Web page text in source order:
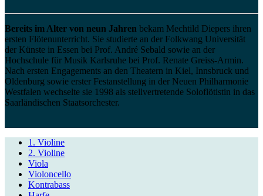
Bereits im Alter von neun Jahren bekam Mechtild Diepers ihren
ersten Flötenunterricht. Sie studierte an der Folkwang Universität
der Künste in Essen bei Prof. André Sebald sowie an der
Hochschule für Musik Karlsruhe bei Prof. Renate Greiss-Armin.
Nach ersten Engagements an den Theatern in Kiel, Innsbruck und
Oldenburg sowie erster Festanstellung in der Neuen Philharmonie
Westfalen wechselte sie 1998 als stellvertretende Soloflötistin in das
Saarländischen Staatsorchester.
1. Violine
2. Violine
Viola
Violoncello
Kontrabass